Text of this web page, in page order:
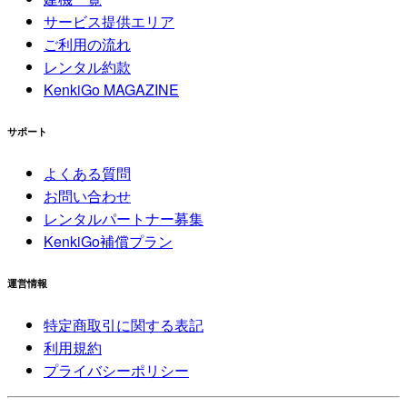
サービス提供エリア
ご利用の流れ
レンタル約款
KenkiGo MAGAZINE
サポート
よくある質問
お問い合わせ
レンタルパートナー募集
KenkiGo補償プラン
運営情報
特定商取引に関する表記
利用規約
プライバシーポリシー